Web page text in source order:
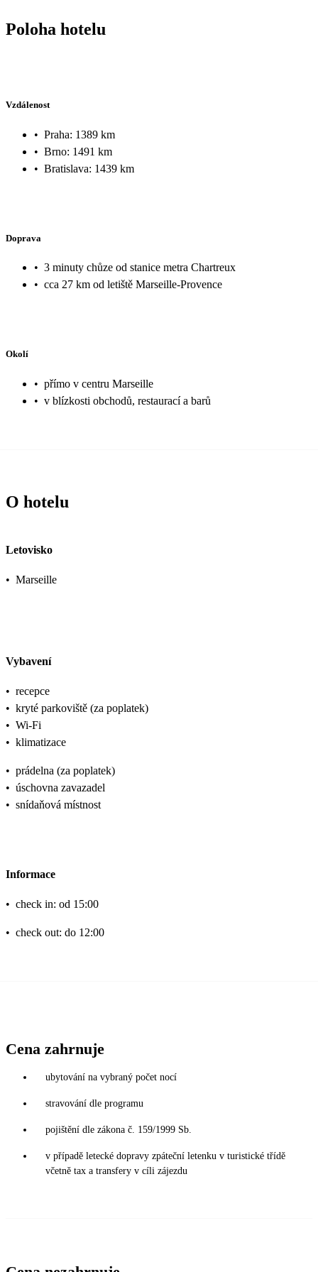
Poloha hotelu
Vzdálenost
• Praha: 1389 km
• Brno: 1491 km
• Bratislava: 1439 km
Doprava
• 3 minuty chůze od stanice metra Chartreux
• cca 27 km od letiště Marseille-Provence
Okolí
• přímo v centru Marseille
• v blízkosti obchodů, restaurací a barů
O hotelu
Letovisko
• Marseille
Vybavení
• recepce
• kryté parkoviště (za poplatek)
• Wi-Fi
• klimatizace
• prádelna (za poplatek)
• úschovna zavazadel
• snídaňová místnost
Informace
• check in: od 15:00
• check out: do 12:00
Cena zahrnuje
ubytování na vybraný počet nocí
stravování dle programu
pojištění dle zákona č. 159/1999 Sb.
v případě letecké dopravy zpáteční letenku v turistické třídě
včetně tax a transfery v cíli zájezdu